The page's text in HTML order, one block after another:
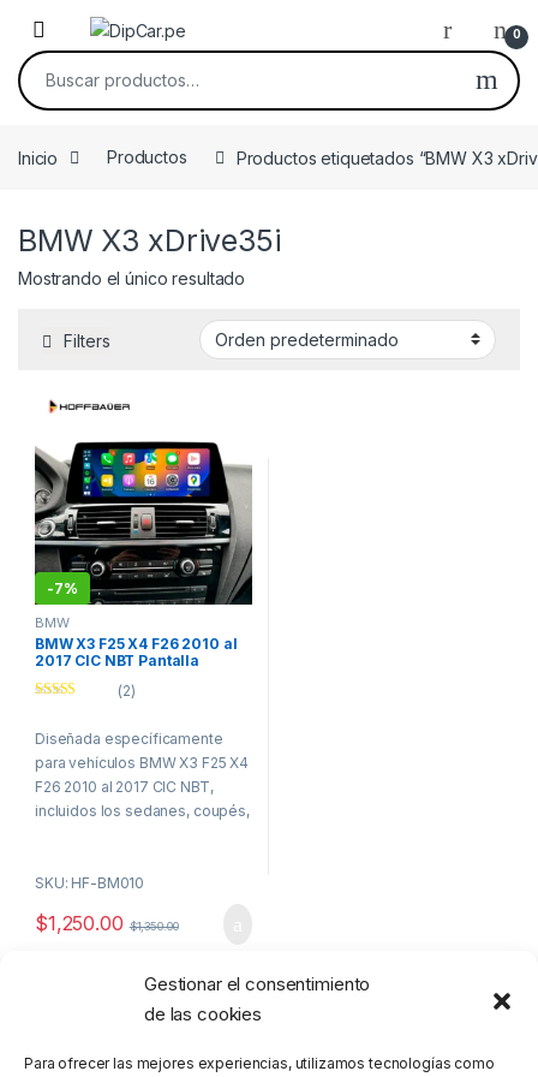
Gestionar el consentimiento
de las cookies
Para ofrecer las mejores experiencias, utilizamos tecnologías como
Skip to navigation
Skip to content
0
Buscar por:
Inicio Productos Productos etiquetados “BMW X3
BMW X3 xDrive35i
Mostrando el único resultado
Filters
-7%
BMW
BMW X3 F25 X4 F26 2010 al
2017 CIC NBT Pantalla
Apple CarPlay y Android
(2)
Diseñada específicamente
para vehículos BMW X3 F25 X4
F26 2010 al 2017 CIC NBT,
incluidos los sedanes, coupés,
pantalla QLED de 10.33” de alta
manera elegante y moderna en
manteniendo la calidad de
sonido original que siempre
SKU: HF-BM010
$1,250.00 $1,350.00
Mostrando el único resultado